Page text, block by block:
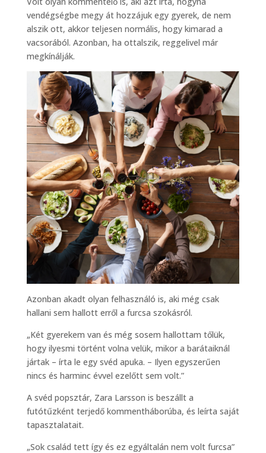
vendégségbe megy át hozzájuk egy gyerek, de nem
alszik ott, akkor teljesen normális, hogy kimarad a
vacsorából. Azonban, ha ottalszik, reggelivel már
megkínálják.
Azonban akadt olyan felhasználó is, aki még csak
hallani sem hallott erről a furcsa szokásról.
„Két gyerekem van és még sosem hallottam tőlük,
hogy ilyesmi történt volna velük, mikor a barátaiknál
jártak – írta le egy svéd apuka. – Ilyen egyszerűen
nincs és harminc évvel ezelőtt sem volt.”
A svéd popsztár, Zara Larsson is beszállt a
futótűzként terjedő kommentháborúba, és leírta saját
tapasztalatait.
„Sok család tett így és ez egyáltalán nem volt furcsa”